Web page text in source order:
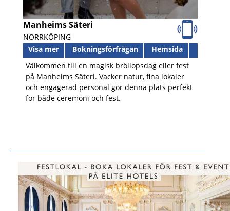
Manheims Säteri
NORRKÖPING
Visa mer
Bokningsförfrågan
Hemsida
Välkommen till en magisk bröllopsdag eller fest
på Manheims Säteri. Vacker natur, fina lokaler
och engagerad personal gör denna plats perfekt
för både ceremoni och fest.